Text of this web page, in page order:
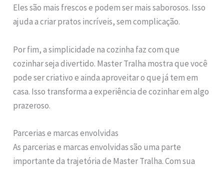
Eles são mais frescos e podem ser mais saborosos. Isso
ajuda a criar pratos incríveis, sem complicação.
Por fim, a simplicidade na cozinha faz com que
cozinhar seja divertido. Master Tralha mostra que você
pode ser criativo e ainda aproveitar o que já tem em
casa. Isso transforma a experiência de cozinhar em algo
prazeroso.
Parcerias e marcas envolvidas
As parcerias e marcas envolvidas são uma parte
importante da trajetória de Master Tralha. Com sua